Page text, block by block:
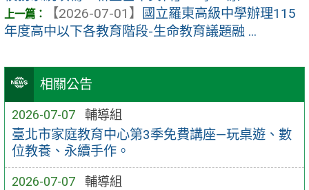
相關公告
2026-07-07 輔導組
臺北市家庭教育中心第3季免費講座—玩桌遊、數
位教養、永續手作。
2026-07-07 輔導組
【2026-07-01】
國立羅東高級中學辦理115
年度高中以下各教育階段-生命教育議題融 ...